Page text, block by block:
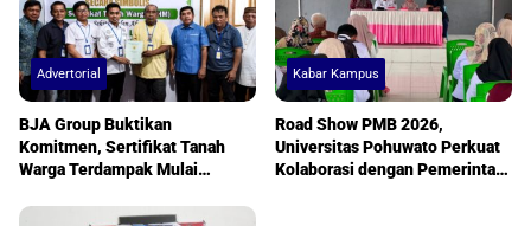
Advertorial
BJA Group Buktikan
Komitmen, Sertifikat Tanah
Warga Terdampak Mulai
Kabar Kampus
Road Show PMB 2026,
Universitas Pohuwato Perkuat
Kolaborasi dengan Pemerintah